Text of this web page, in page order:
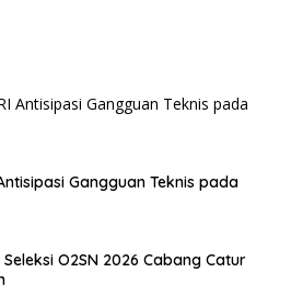
Gangguan Teknis pada
O2SN 2026 Cabang Catur